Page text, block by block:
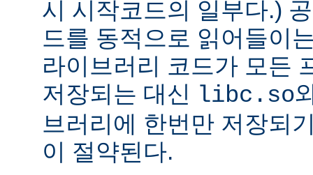
시 시작코드의 일부다.)
드를 동적으로 읽어들이
라이브러리 코드가 모든
저장되는 대신
libc.so
브러리에 한번만 저장되
이 절약된다.